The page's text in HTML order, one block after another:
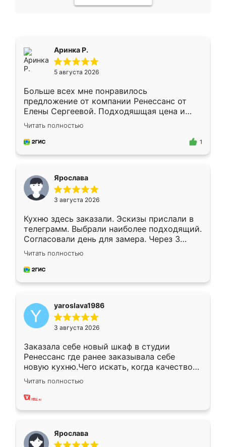
Аринка Р.
5 августа 2026
Больше всех мне понравилось
предложение от компании Ренессанс от
Елены Сергеевой. Подходяшщая цена и
короткие сроки изготовления. Приехавший
для замера сотрудник Владислав
предложил по моему эскизу самый
Читать полностью
1
Ярослава
3 августа 2026
Кухню здесь заказали. Эскизы прислали в
телеграмм. Выбрали наиболее подходящий.
Согласовали день для замера. Через 3
недели кухня была уже готова. Остались
довольны работой. Спасибо Ренессанс
мебель за качественную работу!
Читать полностью
yaroslava1986
3 августа 2026
Заказала себе новый шкаф в студии
Ренессанс где ранее заказывала себе
новую кухню.Чего искать, когда качеством
вполне довольна. Служит кухня уже почти
два года, нареканий нет.
Читать полностью
Ярослава